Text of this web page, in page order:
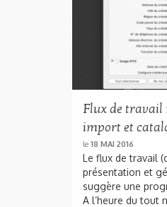
Flux de travail
import et
le 18 MAI 2016
Le flux de travail
présentation et
suggère une
A l’heure du tout